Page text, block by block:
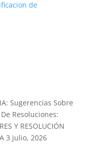
de
Sugerencias Sobre
Resoluciones:
Y RESOLUCIÓN
3 julio, 2026